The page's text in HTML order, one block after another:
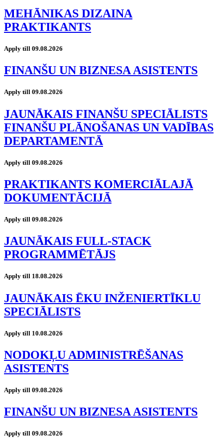
MEHĀNIKAS DIZAINA
PRAKTIKANTS
Apply till 09.08.2026
FINANŠU UN BIZNESA ASISTENTS
Apply till 09.08.2026
JAUNĀKAIS FINANŠU SPECIĀLISTS
FINANŠU PLĀNOŠANAS UN VADĪBAS
DEPARTAMENTĀ
Apply till 09.08.2026
PRAKTIKANTS KOMERCIĀLAJĀ
DOKUMENTĀCIJĀ
Apply till 09.08.2026
JAUNĀKAIS FULL-STACK
PROGRAMMĒTĀJS
Apply till 18.08.2026
JAUNĀKAIS ĒKU INŽENIERTĪKLU
SPECIĀLISTS
Apply till 10.08.2026
NODOKĻU ADMINISTRĒŠANAS
ASISTENTS
Apply till 09.08.2026
FINANŠU UN BIZNESA ASISTENTS
Apply till 09.08.2026